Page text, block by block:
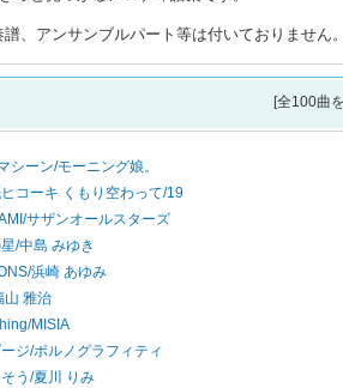
、アンサンブルパート等は付いておりません。
[全100曲
シーン/モーニング娘。
コーキ くもり空わって/19
サザンオールスターズ
/中島 みゆき
浜崎 あゆみ
山 雅治
MISIA
ジ/ポルノグラフィティ
う/夏川 りみ